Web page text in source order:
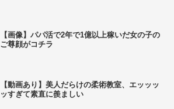
【画像】パパ活で2年で1億以上稼いだ女の子の
ご尊顔がコチラ
【動画あり】美人だらけの柔術教室、エッッッ
ッすぎて素直に羨ましい